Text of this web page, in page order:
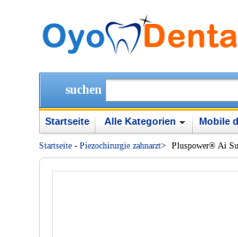
suchen
Startseite Alle Kategorien Mobile
Startseite - Piezochirurgie zahnarzt> Pluspower® Ai